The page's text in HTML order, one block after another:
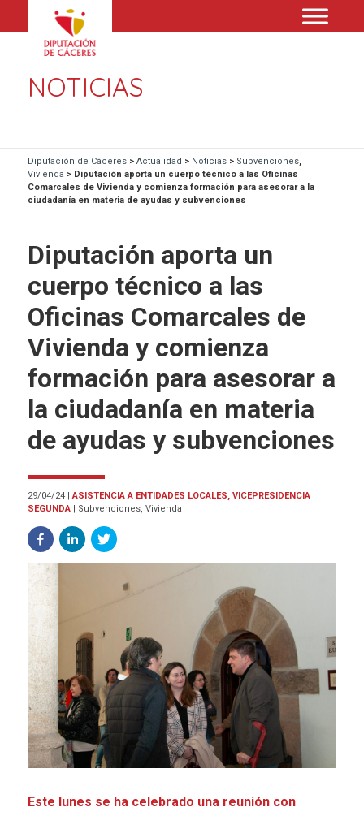
NOTICIAS
Diputación de Cáceres> Actualidad > Noticias> Subvenciones,
Vivienda > Diputación aporta un cuerpo técnico a las Oficinas
Comarcales de Vivienda y comienza formación para asesorar a la
ciudadanía en materia de ayudas y subvenciones
Diputación aporta un
cuerpo técnico a las
Oficinas Comarcales de
Vivienda y comienza
formación para asesorar a
la ciudadanía en materia
de ayudas y subvenciones
29/04/24 |ASISTENCIA A ENTIDADES LOCALES, VICEPRESIDENCIA
SEGUNDA | Subvenciones, Vivienda
Este lunes se ha celebrado una reunión con